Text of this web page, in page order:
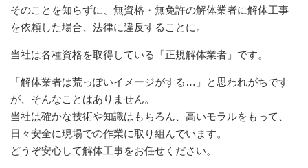
そのことを知らずに、無資格・無免許の解体業者に解体工事
を依頼した場合、法律に違反することに。
当社は各種資格を取得している「正規解体業者」です。
「解体業者は荒っぽいイメージがする…」と思われがちです
が、そんなことはありません。
当社は確かな技術や知識はもちろん、高いモラルをもって、
日々安全に現場での作業に取り組んでいます。
どうぞ安心して解体工事をお任せください。